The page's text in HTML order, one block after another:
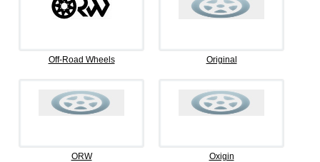
Off-Road Wheels Original
ORW Oxigin